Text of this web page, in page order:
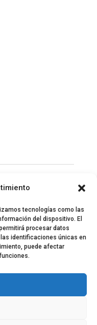
tecnologías como las
del dispositivo. El
procesar datos
identificaciones únicas en
puede afectar